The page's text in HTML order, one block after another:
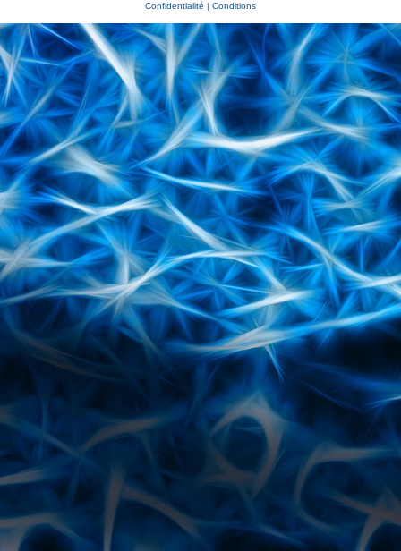
r
Confidentialité | Conditions